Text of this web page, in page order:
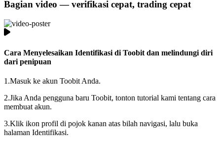
Bagian video — verifikasi cepat, trading cepat
Cara Menyelesaikan Identifikasi di Toobit dan melindungi diri
dari penipuan
1.Masuk ke akun Toobit Anda.
2.Jika Anda pengguna baru Toobit, tonton tutorial kami tentang cara
membuat akun.
3.Klik ikon profil di pojok kanan atas bilah navigasi, lalu buka
halaman Identifikasi.